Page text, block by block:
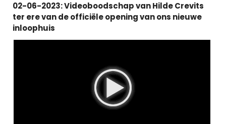
02-06-2023: Videoboodschap van Hilde Crevits
ter ere van de officiële opening van ons nieuwe
inloophuis